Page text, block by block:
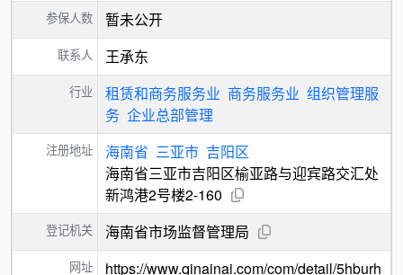
参保人数 暂未公开
联系人 王承东
行业 租赁和商务服务业 商务服务业 组织管理服
务 企业总部管理
注册地址 海南省 三亚市 吉阳区
海南省三亚市吉阳区榆亚路与迎宾路交汇处
新鸿港2号楼2-160
登记机关 海南省市场监督管理局
网址
https://www.qinainai.com/com/detail/5hburh